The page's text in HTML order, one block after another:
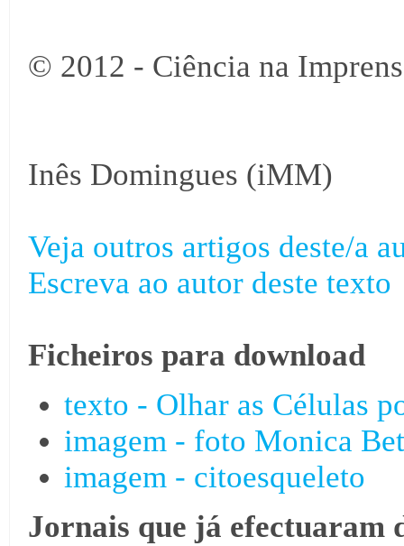
© 2012 - Ciência na
Inês Domingues (iMM)
Veja outros artigos deste/a
Escreva ao autor deste texto
Ficheiros para download
texto - Olhar as Células
imagem - foto Monica
imagem - citoesqueleto
Jornais que já efectuaram